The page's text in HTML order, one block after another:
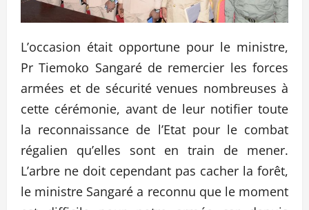
L’occasion était opportune pour le ministre,
Pr Tiemoko Sangaré de remercier les forces
armées et de sécurité venues nombreuses à
cette cérémonie, avant de leur notifier toute
la reconnaissance de l’Etat pour le combat
régalien qu’elles sont en train de mener.
L’arbre ne doit cependant pas cacher la forêt,
le ministre Sangaré a reconnu que le moment